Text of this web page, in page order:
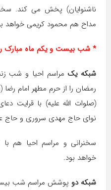
ناشنوایان) پخش می کند.
مداح هم محمود کریمی خواهد
* شب بیست و یکم ماه مبارک
شبکه یک مراسم احیا و شب
رمضان را از حرم مطهر امام
(صلوات الله علیه) با قرایت
نوای حاج مهدی سروری و حاج
سخنرانی و مراسم احیا هم
خواهد بود.
شبکه دو پوشش مراسم شب